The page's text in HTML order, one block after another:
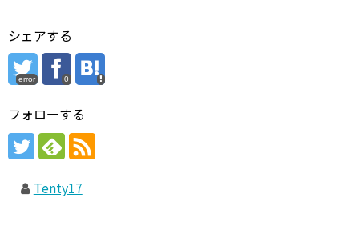
シェアする
error 0
フォローする
Tenty17